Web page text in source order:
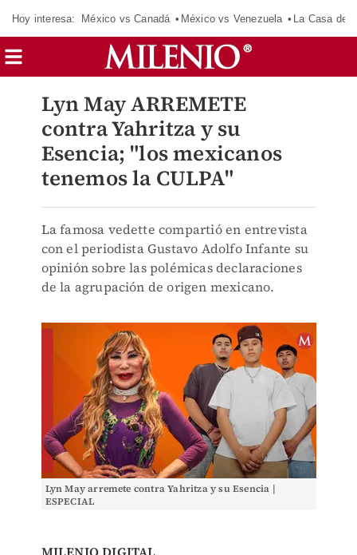
Hoy interesa: México vs Canadá México vs Venezuela La Casa de
Lyn May ARREMETE
contra Yahritza y su
Esencia; "los mexicanos
tenemos la CULPA"
La famosa vedette compartió en entrevista
con el periodista Gustavo Adolfo Infante su
opinión sobre las polémicas declaraciones
de la agrupación de origen mexicano.
Lyn May arremete contra Yahritza y su Esencia |
ESPECIAL